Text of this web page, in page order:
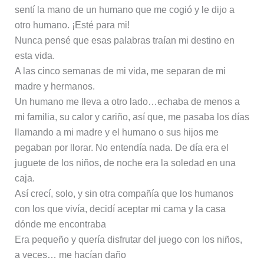
sentí la mano de un humano que me cogió y le dijo a
otro humano. ¡Esté para mi!
Nunca pensé que esas palabras traían mi destino en
esta vida.
A las cinco semanas de mi vida, me separan de mi
madre y hermanos.
Un humano me lleva a otro lado…echaba de menos a
mi familia, su calor y cariño, así que, me pasaba los días
llamando a mi madre y el humano o sus hijos me
pegaban por llorar. No entendía nada. De día era el
juguete de los niños, de noche era la soledad en una
caja.
Así crecí, solo, y sin otra compañía que los humanos
con los que vivía, decidí aceptar mi cama y la casa
dónde me encontraba
Era pequeño y quería disfrutar del juego con los niños,
a veces… me hacían daño